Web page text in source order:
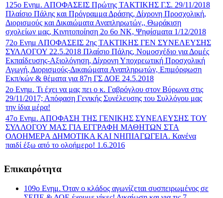
125ο Ενημ. ΑΠΟΦΑΣΕΙΣ Πρώτης ΤΑΚΤΙΚΗΣ Γ.Σ. 29/11/2018
Πλαίσιο Πάλης και Πρόγραμμα Δράσης, Δίχρονη Προσχολική,
Διορισμούς και Δικαιώματα Αναπληρωτών,, Θωράκιση
σχολείων μας, Κινητοποίηση 2ο 6ο ΝΚ, Ψηφίσματα 1/12/2018
72ο Ενημ ΑΠΟΦΑΣΕΙΣ 2ης ΤΑΚΤΙΚΗΣ ΓΕΝ ΣΥΝΕΛΕΥΣΗΣ
ΣΥΛΛΟΓΟΥ 22.5.2018 Πλαίσιο Πάλης, Νομοσχέδιο για Δομές
Εκπαίδευσης-Αξιολόγηση, Δίχρονη Υποχρεωτική Προσχολική
Αγωγή, Διορισμούς-Δικαιώματα Αναπληρωτών, Επιμόρφωση
Εκπ/κών & θέματα για 87η ΓΣ ΔΟΕ 24.5.2018
2ο Ενημ. Τι έχει να μας πει ο κ. Γαβρόγλου στον Βύρωνα στις
29/11/2017; Απόφαση Γενικής Συνέλευσης του Συλλόγου μας
την ίδια μέρα!
47ο Ενημ. ΑΠΟΦΑΣΗ ΤΗΣ ΓΕΝΙΚΗΣ ΣΥΝΕΛΕΥΣΗΣ ΤΟΥ
ΣΥΛΛΟΓΟΥ ΜΑΣ ΓΙΑ ΕΓΓΡΑΦΗ ΜΑΘΗΤΩΝ ΣΤA
ΟΛΟΗΜΕΡA ΔΗΜΟΤΙΚA ΚΑΙ ΝΗΠΙΑΓΩΓΕΙA. Κανένα
παιδί έξω από το ολοήμερο! 1.6.2016
Επικαιρότητα
109ο Ενημ. Όταν ο κλάδος αγωνίζεται συσπειρωμένος σε